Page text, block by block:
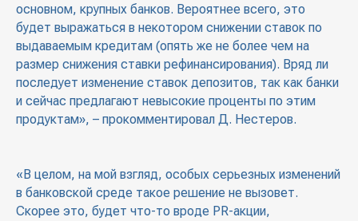
основном, крупных банков. Вероятнее всего, это
будет выражаться в некотором снижении ставок по
выдаваемым кредитам (опять же не более чем на
размер снижения ставки рефинансирования). Вряд ли
последует изменение ставок депозитов, так как банки
и сейчас предлагают невысокие проценты по этим
продуктам», – прокомментировал Д. Нестеров.
«В целом, на мой взгляд, особых серьезных изменений
в банковской среде такое решение не вызовет.
Скорее это, будет что-то вроде PR-акции,